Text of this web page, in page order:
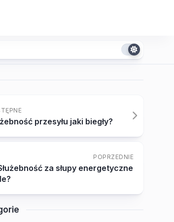
przesyłu jaki biegły?
POPRZEDNIE
za słupy energetyczne